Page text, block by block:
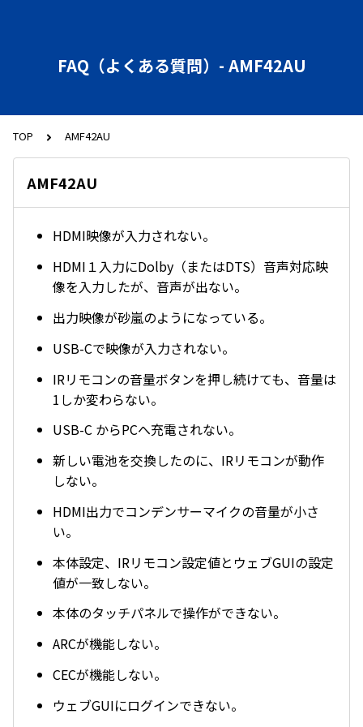
FAQ（よくある質問）- AMF42AU
TOP AMF42AU
AMF42AU
HDMI映像が入力されない。
HDMI１入力にDolby（またはDTS）音声対応映
像を入力したが、音声が出ない。
出力映像が砂嵐のようになっている。
USB-Cで映像が入力されない。
IRリモコンの音量ボタンを押し続けても、音量は
1しか変わらない。
USB-C からPCへ充電されない。
新しい電池を交換したのに、IRリモコンが動作
しない。
HDMI出力でコンデンサーマイクの音量が小さ
い。
本体設定、IRリモコン設定値とウェブGUIの設定
値が一致しない。
本体のタッチパネルで操作ができない。
ARCが機能しない。
CECが機能しない。
ウェブGUIにログインできない。